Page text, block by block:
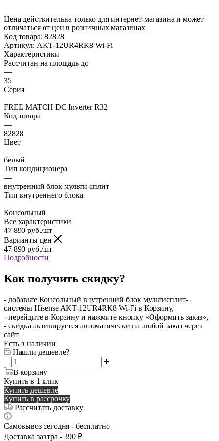
Цена действительна только для интернет-магазина и может
отличаться от цен в розничных магазинах
Код товара: 82828
Артикул: AKT-12UR4RK8 Wi-Fi
Характеристики
Рассчитан на площадь до
—
35
Серия
—
FREE MATCH DC Inverter R32
Код товара
—
82828
Цвет
—
белый
Тип кондиционера
—
внутренний блок мульти-сплит
Тип внутреннего блока
—
Консольный
Все характеристики
47 890 руб./шт
Варианты цен
47 890 руб./шт
Подробности
Как получить скидку?
- добавьте Консольный внутренний блок мультисплит-
системы Hisense AKT-12UR4RK8 Wi-Fi в Корзину,
- перейдите в Корзину и нажмите кнопку «Оформить заказ»,
- скидка активируется автоматически на любой заказ через
сайт
Есть в наличии
Нашли дешевле?
В корзину
Купить в 1 клик
Купить дешевле
Купить в рассрочку
Рассчитать доставку
Самовывоз сегодня - бесплатно
Доставка завтра - 390 ₽